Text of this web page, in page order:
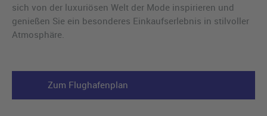
sich von der luxuriösen Welt der Mode inspirieren und
genießen Sie ein besonderes Einkaufserlebnis in stilvoller
Atmosphäre.
Zum Flughafenplan